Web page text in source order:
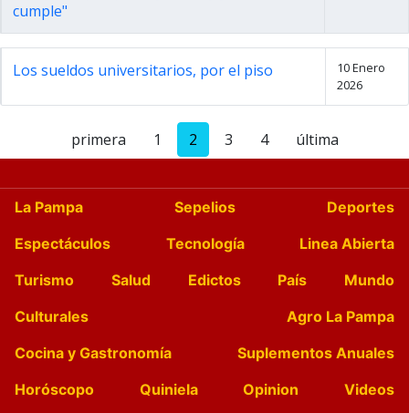
cumple"
Los sueldos universitarios, por el piso
10 Enero
2026
primera 1 2 3 4 última
La Pampa Sepelios
Deportes
Espectáculos
Tecnología
Linea Abierta
Turismo
Salud Edictos País
Mundo
Culturales
Agro La Pampa
Cocina y Gastronomía
Suplementos Anuales
Horóscopo
Quiniela Opinion
Videos